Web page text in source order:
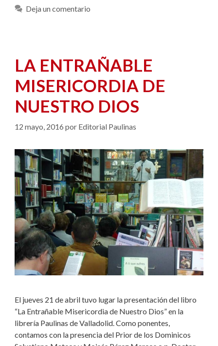
Deja un comentario
LA ENTRAÑABLE
MISERICORDIA DE
NUESTRO DIOS
12 mayo, 2016 por Editorial Paulinas
El jueves 21 de abril tuvo lugar la presentación del libro
“La Entrañable Misericordia de Nuestro Dios” en la
librería Paulinas de Valladolid. Como ponentes,
contamos con la presencia del Prior de los Dominicos